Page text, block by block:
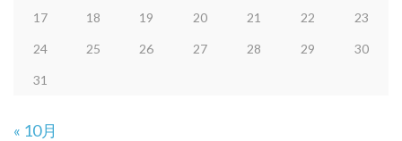
17 18 19 20 21 22 23
24 25 26 27 28 29 30
31
« 10月